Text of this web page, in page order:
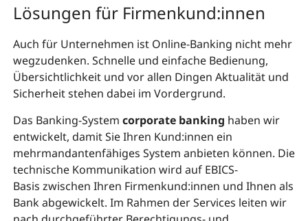
Lösungen für Firmenkund:innen
Auch für Unternehmen ist Online-Banking nicht mehr
wegzudenken. Schnelle und einfache Bedienung,
Übersichtlichkeit und vor allen Dingen Aktualität und
Sicherheit stehen dabei im Vordergrund.
Das Banking-System corporate banking haben wir
entwickelt, damit Sie Ihren Kund:innen ein
mehrmandantenfähiges System anbieten können. Die
technische Kommunikation wird auf EBICS-
Basis zwischen Ihren Firmenkund:innen und Ihnen als
Bank abgewickelt. Im Rahmen der Services leiten wir